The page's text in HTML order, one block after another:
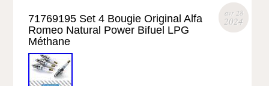
avr 28
2024
71769195 Set 4 Bougie Original Alfa
Romeo Natural Power Bifuel LPG
Méthane